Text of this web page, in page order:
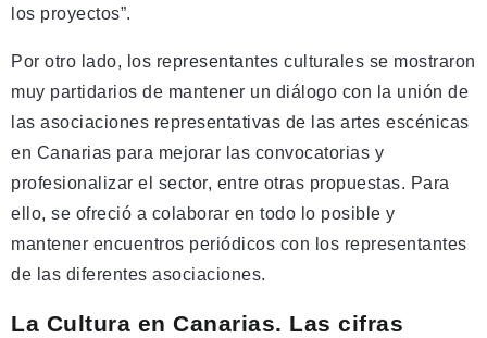
los proyectos”.
Por otro lado, los representantes culturales se mostraron
muy partidarios de mantener un diálogo con la unión de
las asociaciones representativas de las artes escénicas
en Canarias para mejorar las convocatorias y
profesionalizar el sector, entre otras propuestas. Para
ello, se ofreció a colaborar en todo lo posible y
mantener encuentros periódicos con los representantes
de las diferentes asociaciones.
La Cultura en Canarias. Las cifras